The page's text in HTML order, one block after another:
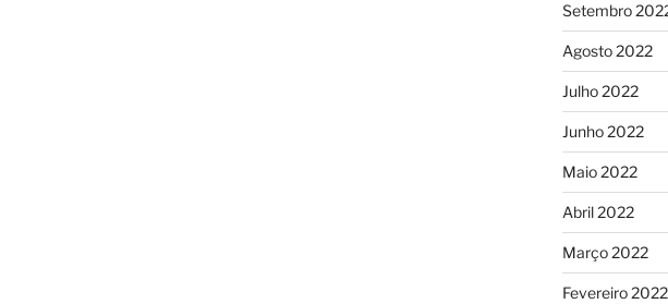
Setembro
Agosto 2022
Julho 2022
Junho 2022
Maio 2022
Abril 2022
Março 2022
Fevereiro 2022